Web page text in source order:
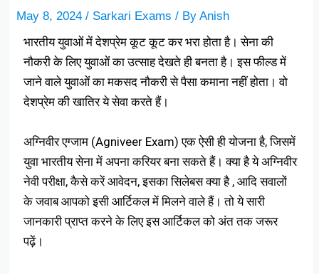
May 8, 2024/ Sarkari Exams / ByAnish
भारतीय युवाओं में देशप्रेम कूट कूट कर भरा होता है। सेना की
नौकरी के लिए युवाओं का उत्साह देखते ही बनता है। इस फील्ड में
जाने वाले युवाओं का मकसद नौकरी से पैसा कमाना नहीं होता। वो
देशप्रेम की खातिर ये सेवा करते हैं।
अग्निवीर एग्जाम (Agniveer Exam) एक ऐसी ही योजना है, जिसमें
युवा भारतीय सेना में अपना करियर बना सकते हैं। क्या है ये अग्निवीर
नेवी परीक्षा, कैसे करें आवेदन, इसका सिलेबस क्या है , आदि सवालों
के जवाब आपको इसी आर्टिकल में मिलने वाले हैं। तो ये सारी
जानकारी प्राप्त करने के लिए इस आर्टिकल को अंत तक जरूर
पढ़ें।